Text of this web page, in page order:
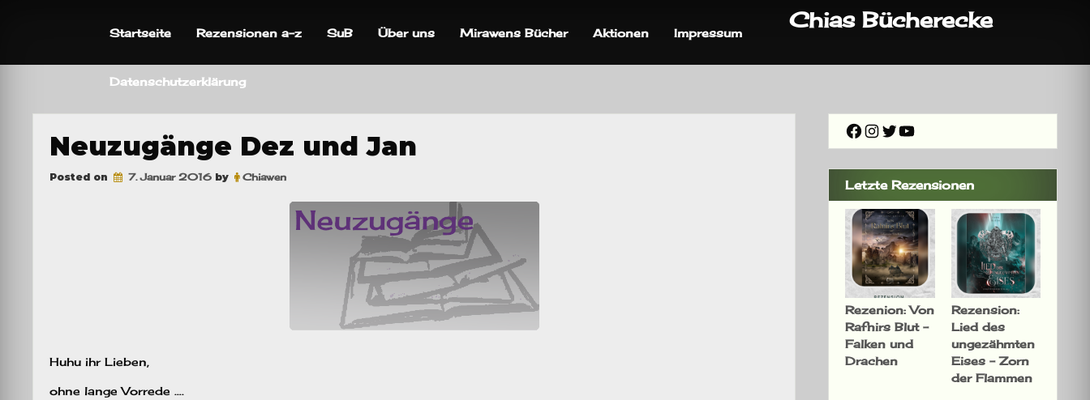
Chias Bücherecke
Startseite Rezensionen a-z SuB Über uns Mirawens Bücher Aktionen Impressum
Datenschutzerklärung
Neuzugänge Dez und Jan
Posted on 7. Januar 2016 by Chiawen
Huhu ihr Lieben,
ohne lange Vorrede ….
Facebook
Instagram
Twitter
YouTube
Letzte Rezensionen
Rezenion: Von
Rafnirs Blut –
Falken und
Drachen
Rezension:
Lied des
ungezähmten
Eises – Zorn
der Flammen